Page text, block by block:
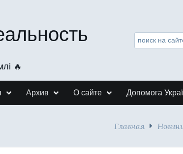
🔥
Архив О сайте Допомога
Главная